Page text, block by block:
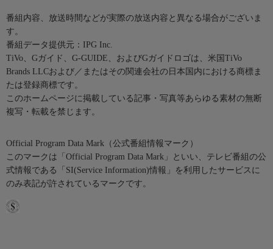
番組内容、放送時間などが実際の放送内容と異なる場合がございま
す。
番組データ提供元：IPG Inc.
TiVo、Gガイド、G-GUIDE、およびGガイドロゴは、米国TiVo
Brands LLCおよび／またはその関連会社の日本国内における商標ま
たは登録商標です。
このホームページに掲載している記事・写真等あらゆる素材の無断
複写・転載を禁じます。
Official Program Data Mark（公式番組情報マーク）
このマークは「Official Program Data Mark」といい、テレビ番組の公
式情報である「SI(Service Information)情報」を利用したサービスに
のみ表記が許されているマークです。